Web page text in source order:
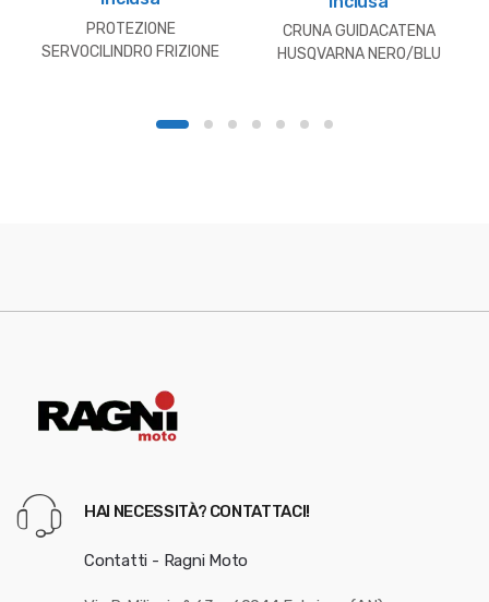
originale
era:
attuale
è:
PROTEZIONE
SERVOCILINDRO FRIZIONE
originale
era:
attuale
è:
CRUNA GUIDACATENA
HUSQVARNA NERO/BLU
HAI NECESSITÀ? CONTATTACI!
Contatti - Ragni Moto